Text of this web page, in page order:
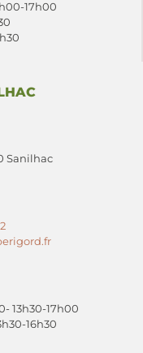
17h00
Sanilhac
13h30-17h00
16h30